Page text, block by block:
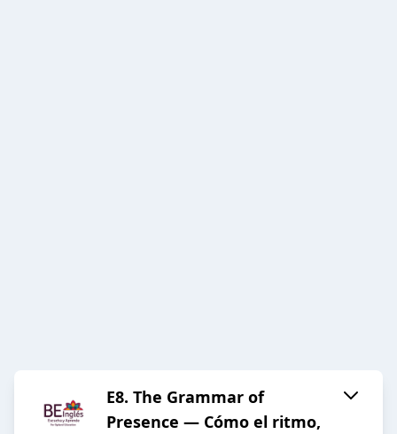
E8. The Grammar of
Presence — Cómo el ritmo,